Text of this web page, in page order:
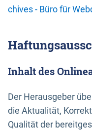
chives - Büro für
Inhalt des
Der Herausgeber
die Aktualität,
Qualität der